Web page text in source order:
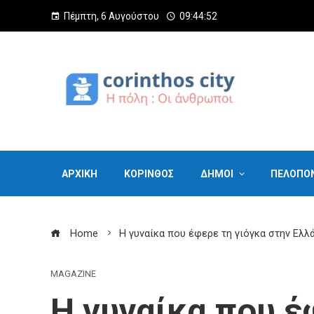
Πέμπτη, 6 Αυγούστου 09:44:53
ΑΡΧΙΚΗ ΚΟΡΙΝΘΟΣ ΔΗΜΟΙ
Home Η γυναίκα που έφερε τη γιόγκα στην
MAGAZINE